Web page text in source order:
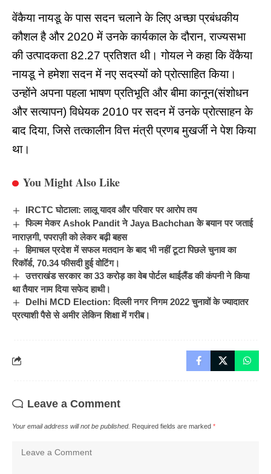
वेंकैया नायडू के पास सदन चलाने के लिए अच्छा प्रबंधकीय
कौशल है और 2020 में उनके कार्यकाल के दौरान, राज्यसभा
की उत्पादकता 82.27 प्रतिशत थी। गोयल ने कहा कि वेंकैया
नायडू ने हमेशा सदन में नए सदस्यों को प्रोत्साहित किया।
उन्होंने अपना पहला भाषण प्रतिभूति और बीमा कानून(संशोधन
और सत्यापन) विधेयक 2010 पर सदन में उनके प्रोत्साहन के
बाद दिया, जिसे तत्कालीन वित्त मंत्री प्रणब मुखर्जी ने पेश किया
था।
You Might Also Like
IRCTC घोटाला: लालू यादव और परिवार पर आरोप तय
फिल्म मेकर Ashok Pandit ने Jaya Bachchan के बयान पर जताई
नाराज़गी, पपराज़ी को लेकर बढ़ी बहस
हिमाचल प्रदेश में सफल मतदान के बाद भी नहीं टूटा पिछले चुनाव का
रिकॉर्ड, 70.34 फीसदी हुई वोटिंग।
उत्तराखंड सरकार का 33 करोड़ का वेब पोर्टल थाईलैंड की कंपनी ने किया
था तैयार नाम दिया सफेद हाथी।
Delhi MCD Election: दिल्ली नगर निगम 2022 चुनावों के ज्यादातर
प्रत्याशी पैसे से अमीर लेकिन शिक्षा में गरीब।
Leave a Comment
Your email address will not be published. Required fields are marked *